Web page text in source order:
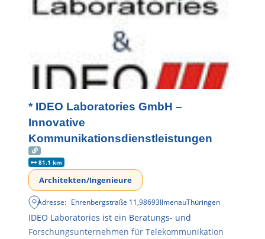
* IDEO Laboratories GmbH –
Innovative
Kommunikationsdienstleistungen
81.1 km
Architekten/Ingenieure
Adresse: Ehrenbergstraße 11,98693IlmenauThüringen
IDEO Laboratories ist ein Beratungs- und
Forschungsunternehmen für Telekommunikation